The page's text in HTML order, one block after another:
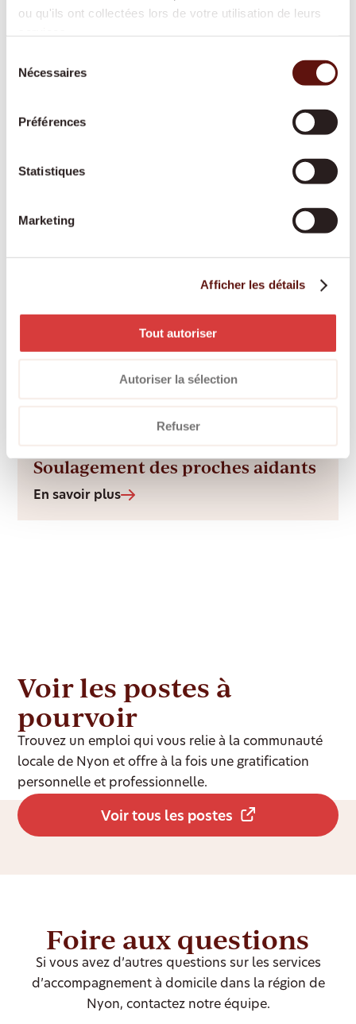
ou qu'ils ont collectées lors de votre utilisation de leurs
Nécessaires
Préférences
Statistiques
Marketing
Afficher les détails
Tout autoriser
Autoriser la sélection
Refuser
En savoir plus
En savoir plus
Soulagement des proches aidants
En savoir plus
Voir les postes à
pourvoir
Trouvez un emploi qui vous relie à la communauté
locale de Nyon et offre à la fois une gratification
personnelle et professionnelle.
Voir tous les postes
Foire aux questions
Si vous avez d’autres questions sur les services
d’accompagnement à domicile dans la région de
Nyon, contactez notre équipe.